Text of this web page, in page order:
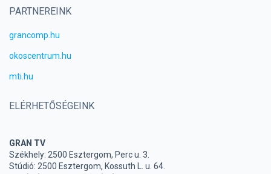
PARTNEREINK
grancomp.hu
okoscentrum.hu
mti.hu
ELÉRHETŐSÉGEINK
GRAN TV
Székhely: 2500 Esztergom, Perc u. 3.
Stúdió: 2500 Esztergom, Kossuth L. u. 64.